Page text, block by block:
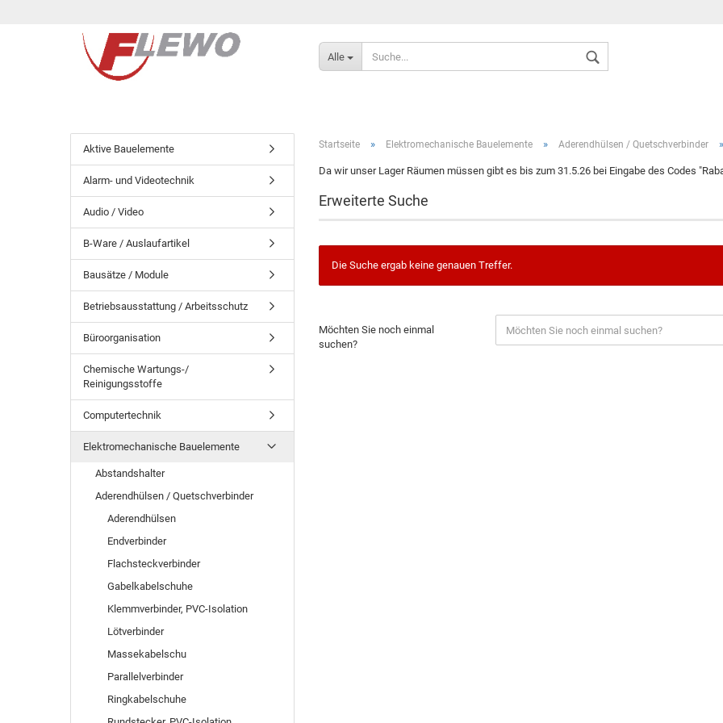
Alle
Startseite » Elektromechanische Bauelemente » Aderendhülsen / Quetschverbinder »
Da wir unser Lager Räumen müssen gibt es bis zum 31.5.26 bei Eingabe des Codes
Erweiterte Suche
Die Suche ergab keine genauen Treffer.
Möchten Sie noch einmal
suchen?
Aktive Bauelemente
Alarm- und Videotechnik
Audio / Video
B-Ware / Auslaufartikel
Bausätze / Module
Betriebsausstattung / Arbeitsschutz
Büroorganisation
Chemische Wartungs-/
Reinigungsstoffe
Computertechnik
Elektromechanische Bauelemente
Abstandshalter
Aderendhülsen / Quetschverbinder
Aderendhülsen
Endverbinder
Flachsteckverbinder
Gabelkabelschuhe
Klemmverbinder, PVC-Isolation
Lötverbinder
Massekabelschu
Parallelverbinder
Ringkabelschuhe